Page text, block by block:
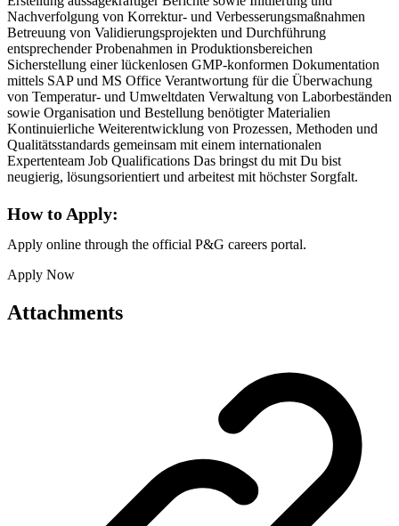
Nachverfolgung von Korrektur- und Verbesserungsmaßnahmen
Betreuung von Validierungsprojekten und Durchführung
entsprechender Probenahmen in Produktionsbereichen
Sicherstellung einer lückenlosen GMP-konformen Dokumentation
mittels SAP und MS Office Verantwortung für die Überwachung
von Temperatur- und Umweltdaten Verwaltung von Laborbeständen
sowie Organisation und Bestellung benötigter Materialien
Kontinuierliche Weiterentwicklung von Prozessen, Methoden und
Qualitätsstandards gemeinsam mit einem internationalen
Expertenteam Job Qualifications Das bringst du mit Du bist
neugierig, lösungsorientiert und arbeitest mit höchster Sorgfalt.
How to Apply:
Apply online through the official P&G careers portal.
Apply Now
Attachments